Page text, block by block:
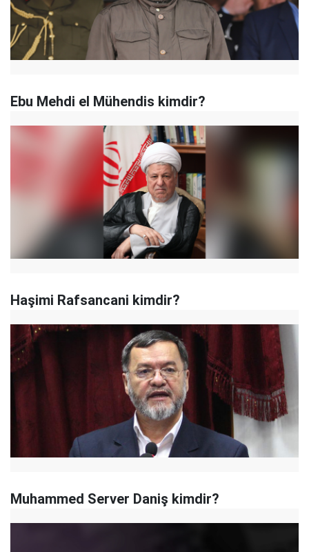
Ebu Mehdi el Mühendis kimdir?
Haşimi Rafsancani kimdir?
Muhammed Server Daniş kimdir?